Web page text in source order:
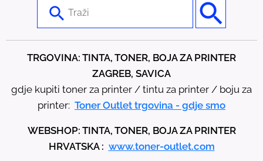
t
a
TRGOVINA: TINTA, TONER, BOJA ZA PRINTER
ZAGREB, SAVICA
gdje kupiti toner za printer / tintu za printer / boju za
printer: Toner Outlet trgovina - gdje smo
WEBSHOP: TINTA, TONER, BOJA ZA PRINTER
HRVATSKA : www.toner-outlet.com